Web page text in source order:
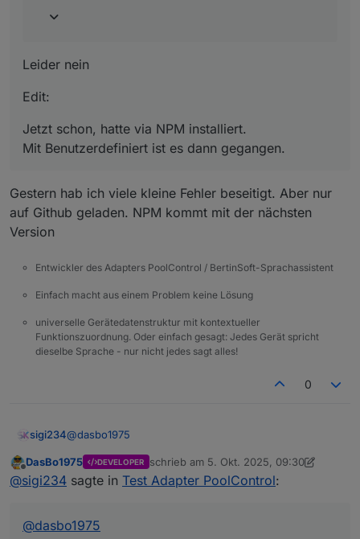
Leider nein
Edit:
Jetzt schon, hatte via NPM installiert.
Mit Benutzerdefiniert ist es dann gegangen.
Gestern hab ich viele kleine Fehler beseitigt. Aber nur
auf Github geladen. NPM kommt mit der nächsten
Version
Entwickler des Adapters PoolControl / BertinSoft-Sprachassistent
Einfach macht aus einem Problem keine Lösung
universelle Gerätedatenstruktur mit kontextueller
Funktionszuordnung. Oder einfach gesagt: Jedes Gerät spricht
dieselbe Sprache - nur nicht jedes sagt alles!
0
sigi234@dasbo1975
Hallo, Stromverbrauch rechnet noch mit alten Watt
Werte:
Offline
DasBo1975 DEVELOPER schrieb am 5. Okt. 2025, 09:30
zuletzt editiert von DasBo197510. Mai
@sigi234 sagte in Test Adapter PoolControl:
@dasbo1975